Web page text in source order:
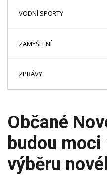
VODNÍ SPORTY
ZAMYŠLENÍ
ZPRÁVY
Občané
budou
výběru